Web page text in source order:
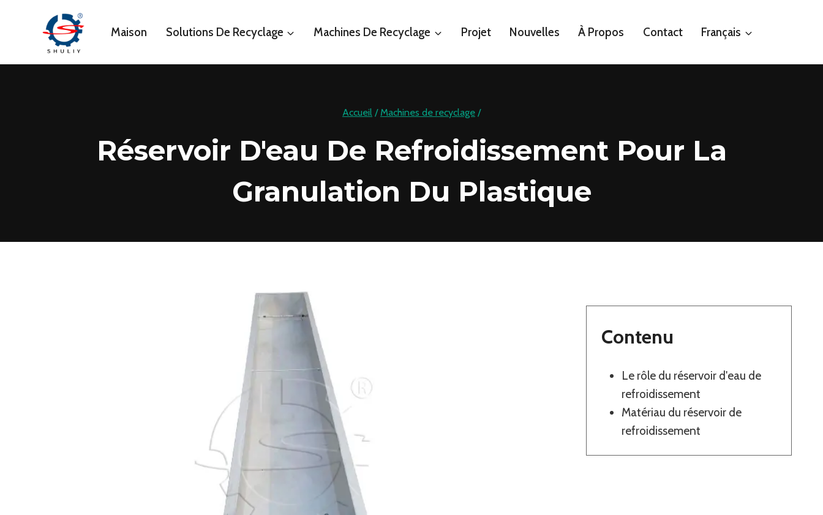
Maison Solutions De Recyclage Machines De Recyclage Projet Nouvelles À Propos Contact Français
Accueil / Machines de recyclage /
Réservoir D'eau De Refroidissement Pour La
Granulation Du Plastique
Contenu
Le rôle du réservoir d'eau de
refroidissement
Matériau du réservoir de
refroidissement